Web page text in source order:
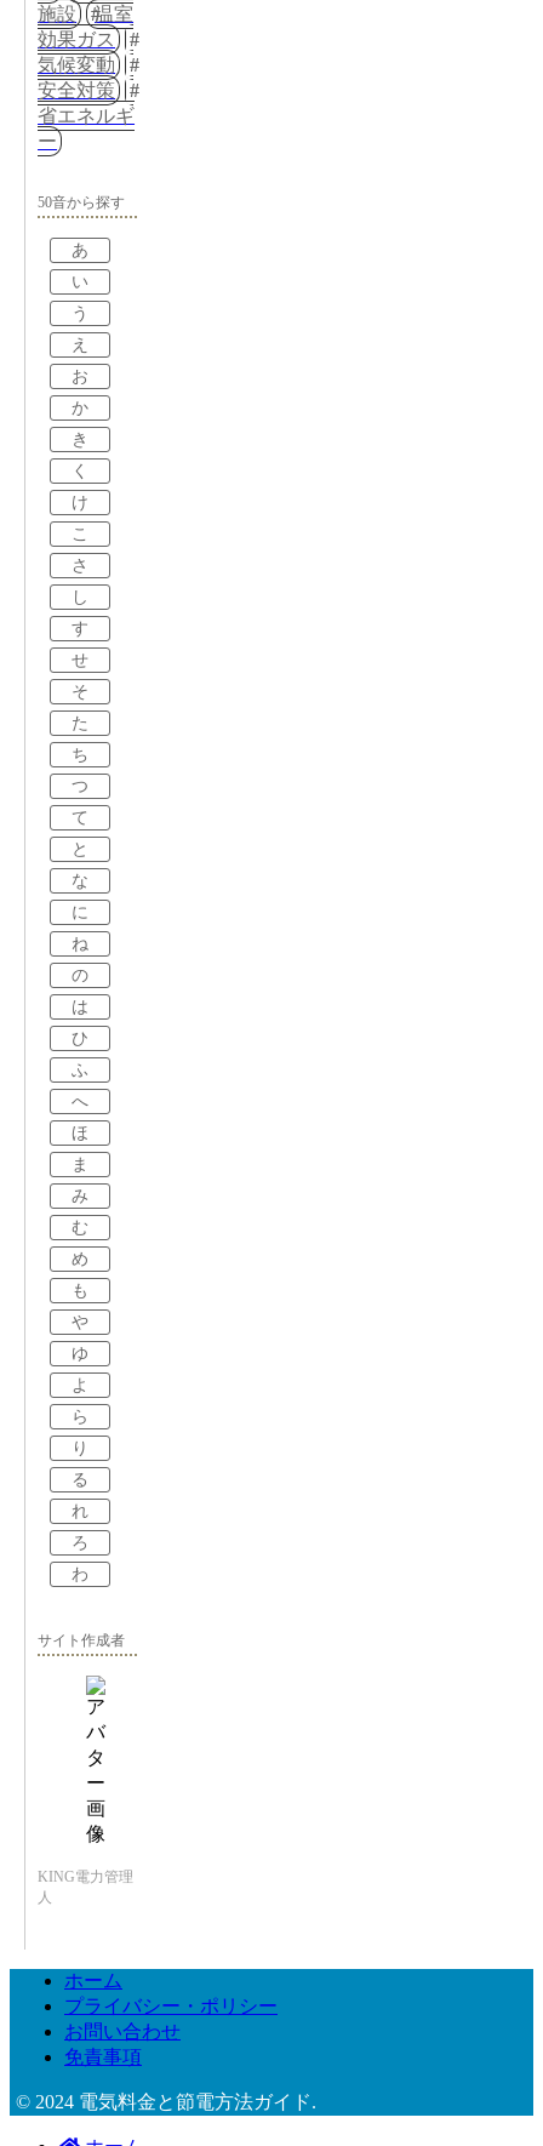
施設
温室
効果ガス
気候変動
安全対策
省エネルギ
ー
50音から探す
あ
い
う
え
お
か
き
く
け
こ
さ
し
す
せ
そ
た
ち
つ
て
と
な
に
ね
の
は
ひ
ふ
へ
ほ
ま
み
む
め
も
や
ゆ
よ
ら
り
る
れ
ろ
わ
サイト作成者
KING電力管理
人
ホーム
プライバシー・ポリシー
お問い合わせ
免責事項
© 2024 電気料金と節電方法ガイド.